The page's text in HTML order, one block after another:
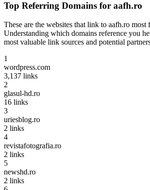
Top Referring Domains for aafh.ro
These are the websites that link to aafh.ro most
Understanding which domains reference you
most valuable link sources and potential
1
wordpress.com
3,137 links
2
glasul-hd.ro
16 links
3
uriesblog.ro
2 links
4
revistafotografia.ro
2 links
5
newshd.ro
2 links